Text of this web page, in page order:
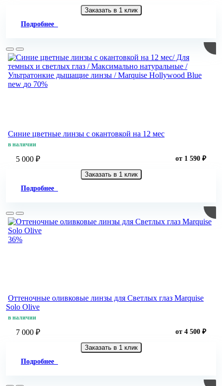
Заказать в 1 клик
Подробнее
new до 70%
Синие цветные линзы c окантовкой на 12 мес
в наличии
5 000 ₽ от 1 590 ₽
Заказать в 1 клик
Подробнее
36%
Оттеночные оливковые линзы для Светлых глаз Marquise
Solo Olive
в наличии
7 000 ₽ от 4 500 ₽
Заказать в 1 клик
Подробнее